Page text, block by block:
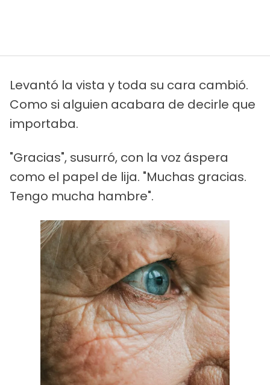
Levantó la vista y toda su cara cambió.
Como si alguien acabara de decirle que
importaba.
"Gracias", susurró, con la voz áspera
como el papel de lija. "Muchas gracias.
Tengo mucha hambre".